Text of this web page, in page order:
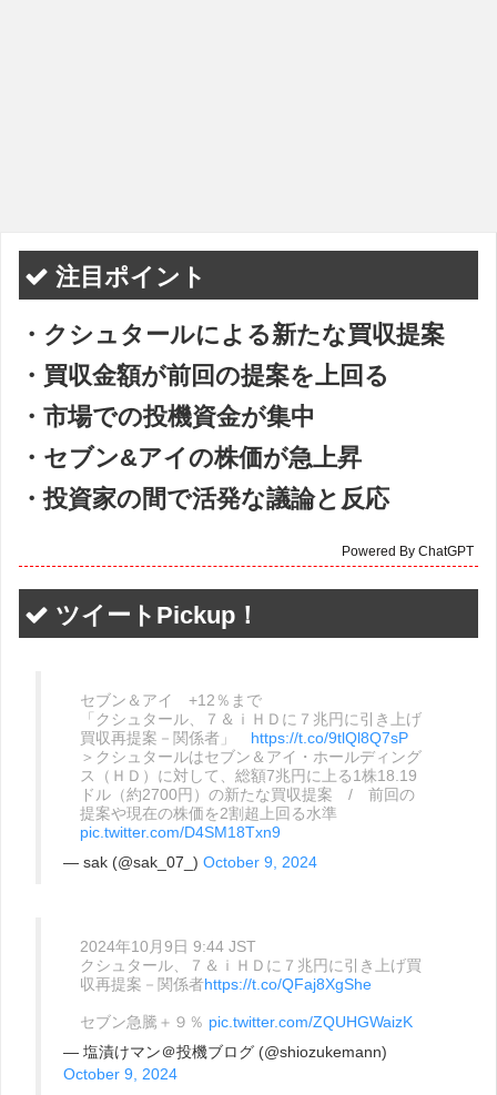
注目ポイント
・クシュタールによる新たな買収提案
・買収金額が前回の提案を上回る
・市場での投機資金が集中
・セブン&アイの株価が急上昇
・投資家の間で活発な議論と反応
Powered By ChatGPT
ツイートPickup！
セブン＆アイ +12％まで
「クシュタール、７＆ｉＨＤに７兆円に引き上げ
買収再提案－関係者」 https://t.co/9tlQl8Q7sP
＞クシュタールはセブン＆アイ・ホールディング
ス（ＨＤ）に対して、総額7兆円に上る1株18.19
ドル（約2700円）の新たな買収提案 / 前回の
提案や現在の株価を2割超上回る水準
pic.twitter.com/D4SM18Txn9
— sak (@sak_07_) October 9, 2024
2024年10月9日 9:44 JST
クシュタール、７＆ｉＨＤに７兆円に引き上げ買
収再提案－関係者https://t.co/QFaj8XgShe
セブン急騰＋９％ pic.twitter.com/ZQUHGWaizK
— 塩漬けマン＠投機ブログ (@shiozukemann)
October 9, 2024